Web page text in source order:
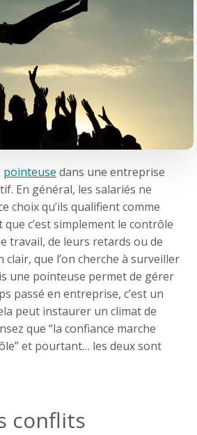
pointeuse dans une entreprise
En général, les salariés ne
choix qu’ils qualifient comme
c’est simplement le contrôle
travail, de leurs retards ou de
clair, que l’on cherche à surveiller
une pointeuse permet de gérer
passé en entreprise, c’est un
peut instaurer un climat de
que “la confiance marche
et pourtant… les deux sont
conflits